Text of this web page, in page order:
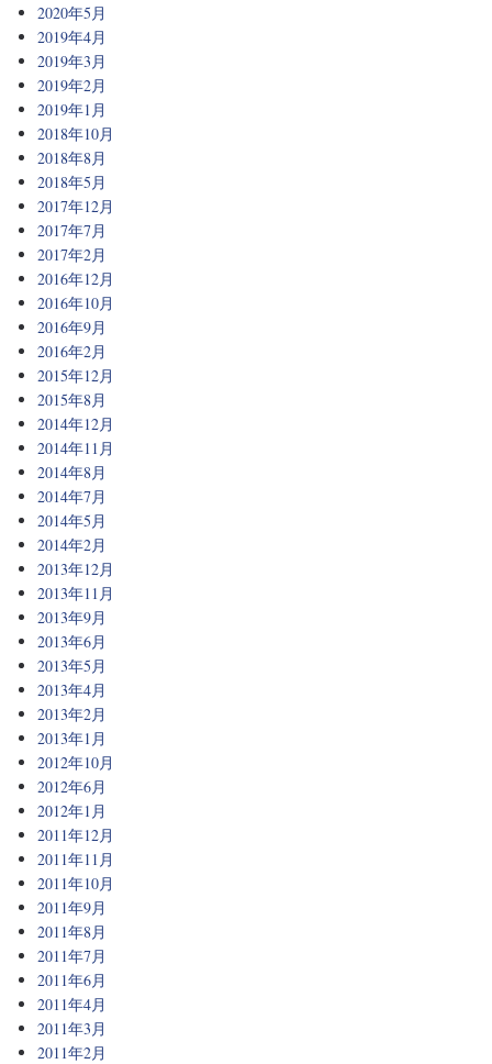
2020年5月
2019年4月
2019年3月
2019年2月
2019年1月
2018年10月
2018年8月
2018年5月
2017年12月
2017年7月
2017年2月
2016年12月
2016年10月
2016年9月
2016年2月
2015年12月
2015年8月
2014年12月
2014年11月
2014年8月
2014年7月
2014年5月
2014年2月
2013年12月
2013年11月
2013年9月
2013年6月
2013年5月
2013年4月
2013年2月
2013年1月
2012年10月
2012年6月
2012年1月
2011年12月
2011年11月
2011年10月
2011年9月
2011年8月
2011年7月
2011年6月
2011年4月
2011年3月
2011年2月